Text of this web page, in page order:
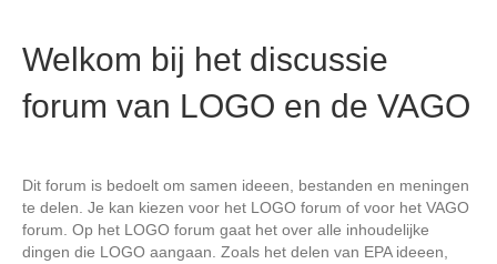
Welkom bij het discussie
forum van LOGO en de VAGO
Dit forum is bedoelt om samen ideeen, bestanden en meningen
te delen. Je kan kiezen voor het LOGO forum of voor het VAGO
forum. Op het LOGO forum gaat het over alle inhoudelijke
dingen die LOGO aangaan. Zoals het delen van EPA ideeen,